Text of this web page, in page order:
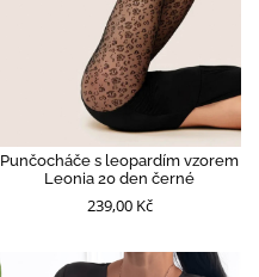
Punčocháče s leopardím vzorem
Leonia 20 den černé
239,00 Kč